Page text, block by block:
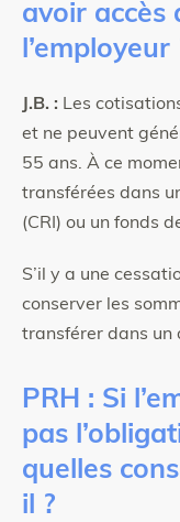
avoir accès
l’employeur
J.B. : Les
et ne peuvent
55 ans. À ce
transférées dans
(CRI) ou un fonds
S’il y a une
conserver les
transférer dans un
PRH : Si
pas
quelles
il ?